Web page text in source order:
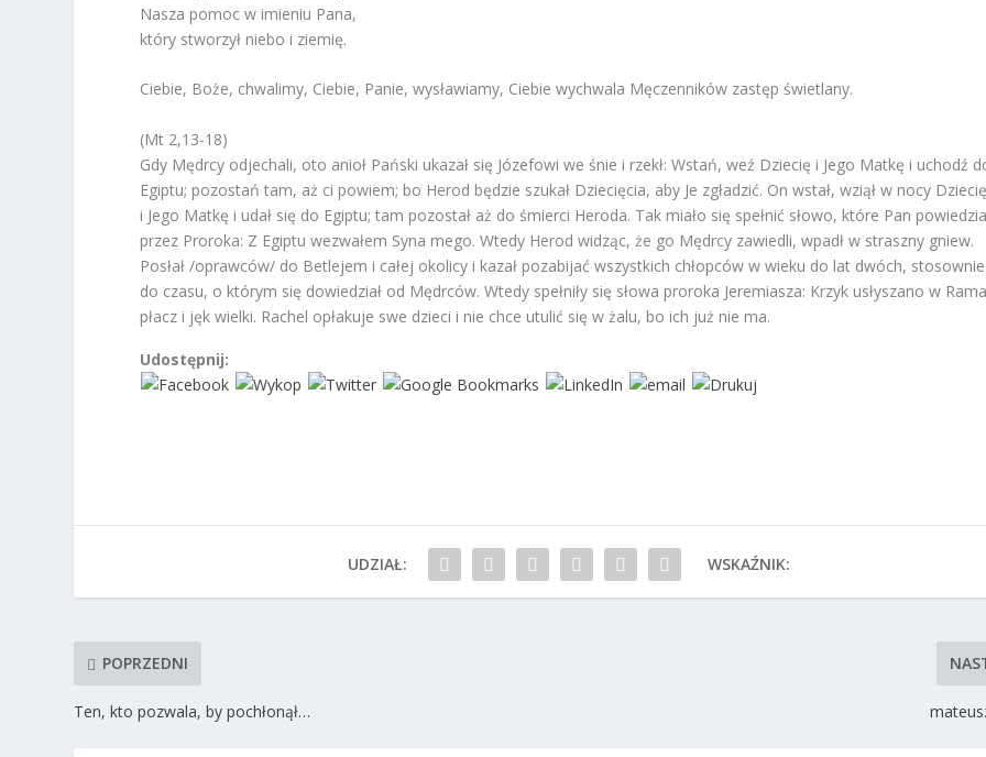
Nasza pomoc w imieniu Pana,
który stworzył niebo i ziemię.
Ciebie, Boże, chwalimy, Ciebie, Panie, wysławiamy, Ciebie wychwala Męczenników zastęp świetlany.
(Mt 2,13-18)
Gdy Mędrcy odjechali, oto anioł Pański ukazał się Józefowi we śnie i rzekł: Wstań, weź Dziecię i Jego Matkę i uchodź
Egiptu; pozostań tam, aż ci powiem; bo Herod będzie szukał Dziecięcia, aby Je zgładzić. On wstał, wziął w nocy Dziecię
i Jego Matkę i udał się do Egiptu; tam pozostał aż do śmierci Heroda. Tak miało się spełnić słowo, które Pan
przez Proroka: Z Egiptu wezwałem Syna mego. Wtedy Herod widząc, że go Mędrcy zawiedli, wpadł w straszny gniew.
Posłał /oprawców/ do Betlejem i całej okolicy i kazał pozabijać wszystkich chłopców w wieku do lat dwóch, stosownie
do czasu, o którym się dowiedział od Mędrców. Wtedy spełniły się słowa proroka Jeremiasza: Krzyk usłyszano w
płacz i jęk wielki. Rachel opłakuje swe dzieci i nie chce utulić się w żalu, bo ich już nie ma.
Udostępnij:
UDZIAŁ: WSKAŹNIK:
POPRZEDNI
Ten, kto pozwala, by pochłonął…